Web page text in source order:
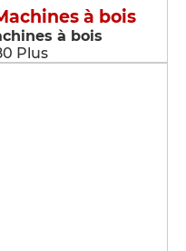
à bois
à bois
Plus